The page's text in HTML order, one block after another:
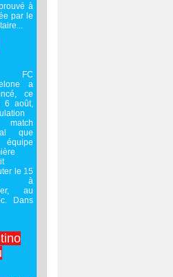
à
par le
FC
a
ce
6 août,
que
le 15
à
au
Dans